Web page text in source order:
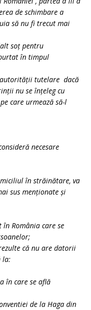
de schimbare a
să nu fi trecut mai
soţ pentru
în timpul
autorităţii tutelare dacă
nu se înţeleg cu
care urmează să-l
necesare
în străinătare, va
sus menţionate şi
România care se
că nu are datorii
la:
în care se află
de la Haga din